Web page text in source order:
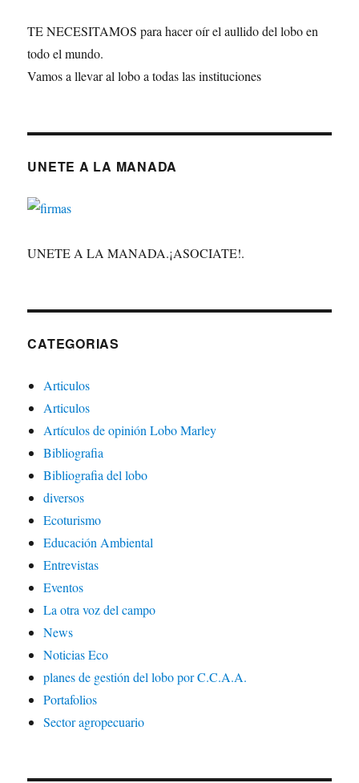
TE NECESITAMOS para hacer oír el aullido del lobo en
todo el mundo.
Vamos a llevar al lobo a todas las instituciones
UNETE A LA MANADA
UNETE A LA MANADA.¡ASOCIATE!.
CATEGORIAS
Articulos
Articulos
Artículos de opinión Lobo Marley
Bibliografia
Bibliografia del lobo
diversos
Ecoturismo
Educación Ambiental
Entrevistas
Eventos
La otra voz del campo
News
Noticias Eco
planes de gestión del lobo por C.C.A.A.
Portafolios
Sector agropecuario